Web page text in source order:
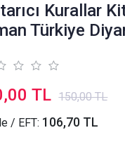
Kurallar
Türkiye
TL 150,00 TL
/ EFT: 106,70 TL